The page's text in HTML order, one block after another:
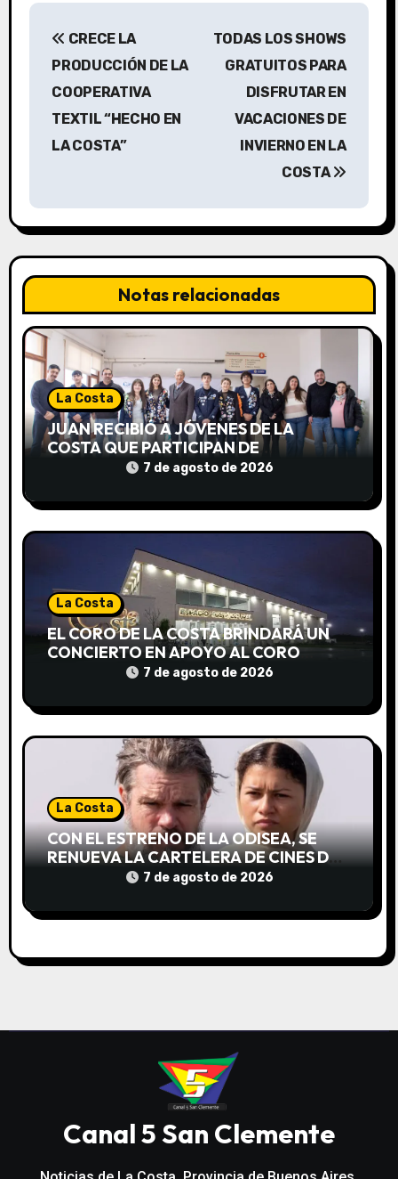
N
a
c
i
ó
n
d
e
e
n
t
d
s
CRECE LA
PRODUCCIÓN DE LA
COOPERATIVA
TEXTIL “HECHO EN
LA COSTA”
TODAS LOS SHOWS
GRATUITOS PARA
DISFRUTAR EN
VACACIONES DE
INVIERNO EN LA
COSTA
Notas relacionadas
La Costa
JUAN RECIBIÓ A JÓVENES DE LA
COSTA QUE PARTICIPAN DE
INTERCAMBIOS CULTURALES EN
7 de agosto de 2026
La Costa
EL CORO DE LA COSTA BRINDARÁ UN
CONCIERTO EN APOYO AL CORO
NACIONAL DE NIÑOS7 de agosto de 2026
La Costa
CON EL ESTRENO DE LA ODISEA, SE
RENUEVA LA CARTELERA DE CINES DE
7 de agosto de 2026
Canal 5 San Clemente